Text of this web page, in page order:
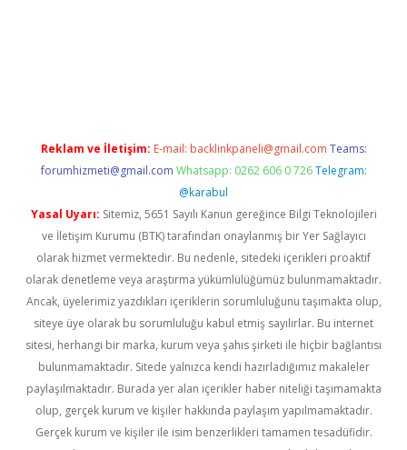
Reklam ve İletişim: E-mail: backlinkpaneli@gmail.com Teams:
forumhizmeti@gmail.com Whatsapp: 0262 606 0 726 Telegram:
@karabul
Yasal Uyarı: Sitemiz, 5651 Sayılı Kanun gereğince Bilgi Teknolojileri
ve İletişim Kurumu (BTK) tarafından onaylanmış bir Yer Sağlayıcı
olarak hizmet vermektedir. Bu nedenle, sitedeki içerikleri proaktif
olarak denetleme veya araştırma yükümlülüğümüz bulunmamaktadır.
Ancak, üyelerimiz yazdıkları içeriklerin sorumluluğunu taşımakta olup,
siteye üye olarak bu sorumluluğu kabul etmiş sayılırlar. Bu internet
sitesi, herhangi bir marka, kurum veya şahıs şirketi ile hiçbir bağlantısı
bulunmamaktadır. Sitede yalnızca kendi hazırladığımız makaleler
paylaşılmaktadır. Burada yer alan içerikler haber niteliği taşımamakta
olup, gerçek kurum ve kişiler hakkında paylaşım yapılmamaktadır.
Gerçek kurum ve kişiler ile isim benzerlikleri tamamen tesadüfidir.